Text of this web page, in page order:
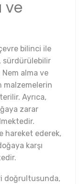
ve
bilinci ile
sürdürülebilir
alma ve
malzemelerin
Ayrıca,
zarar
hareket ederek,
karşı
doğrultusunda,